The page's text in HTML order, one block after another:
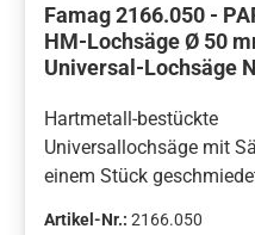
Famag 2166.050 -
HM-Lochsäge Ø 50
Universal-Lochsäge
Hartmetall-bestückte
Universallochsäge mit
einem Stück
Artikel-Nr.: 2166.050